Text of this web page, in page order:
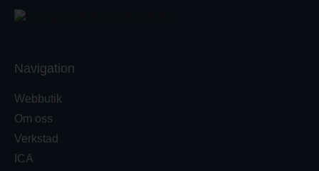
Navigation
Webbutik
Om oss
Verkstad
ICA